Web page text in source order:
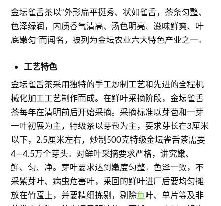
金坛雀舌茶以“外形扁平挺秀、状如雀舌，茶条匀整、
色泽绿润，内质香气清高、汤色明亮、滋味鲜爽、叶
底嫩匀”而闻名，被列为金坛农业六大特色产业之一。
工艺特色
金坛雀舌茶采用独特的手工炒制工艺和先进的全程机
械化加工工艺制作而成。在鲜叶采摘阶段，金坛雀舌
茶每年在清明前后开始采摘。采摘标准以芽苞和一芽
一叶初展为主，特级茶以芽苞为主，要求芽长在3厘米
以下，2.5厘米左右，炒制500克特级金坛雀舌茶需要
4—4.5万个芽头。对鲜叶采摘要求严格，讲究嫩、
鲜、匀、净。芽叶要求达到嫩度匀整，色泽一致，不
采紫芽叶、病虫危害叶，采回的鲜叶进厂后要均匀摊
放在竹匾上，并要精细拣剔，剔除鱼叶、单片等及非